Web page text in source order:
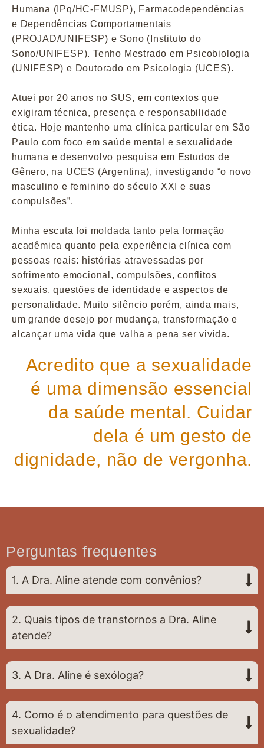
Humana (IPq/HC-FMUSP), Farmacodependências
e Dependências Comportamentais
(PROJAD/UNIFESP) e Sono (Instituto do
Sono/UNIFESP). Tenho Mestrado em Psicobiologia
(UNIFESP) e Doutorado em Psicologia (UCES).
Atuei por 20 anos no SUS, em contextos que
exigiram técnica, presença e responsabilidade
ética. Hoje mantenho uma clínica particular em São
Paulo com foco em saúde mental e sexualidade
humana e desenvolvo pesquisa em Estudos de
Gênero, na UCES (Argentina), investigando “o novo
masculino e feminino do século XXI e suas
compulsões”.
Minha escuta foi moldada tanto pela formação
acadêmica quanto pela experiência clínica com
pessoas reais: histórias atravessadas por
sofrimento emocional, compulsões, conflitos
sexuais, questões de identidade e aspectos de
personalidade. Muito silêncio porém, ainda mais,
um grande desejo por mudança, transformação e
alcançar uma vida que valha a pena ser vivida.
Acredito que a sexualidade
é uma dimensão essencial
da saúde mental. Cuidar
dela é um gesto de
dignidade, não de vergonha.
Perguntas frequentes
1. A Dra. Aline atende com convênios?
2. Quais tipos de transtornos a Dra. Aline
atende?
3. A Dra. Aline é sexóloga?
4. Como é o atendimento para questões de
sexualidade?